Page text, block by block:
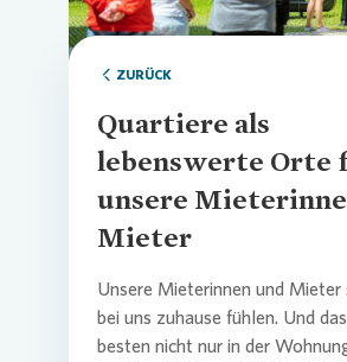
Meine Stadt
Weitere Angebote
Login
ZURÜCK
Quartiere als
lebenswerte Orte
unsere
Mieter
Unsere Mieterinnen und Mieter
bei uns zuhause fühlen. Und
besten nicht nur in der